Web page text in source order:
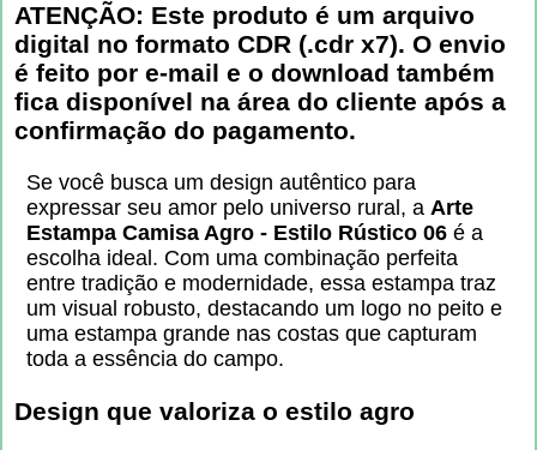
ATENÇÃO: Este produto é um arquivo
digital no formato CDR (.cdr x7). O envio
é feito por e-mail e o download também
fica disponível na área do cliente após a
confirmação do pagamento.
Se você busca um design autêntico para
expressar seu amor pelo universo rural, a Arte
Estampa Camisa Agro - Estilo Rústico 06 é a
escolha ideal. Com uma combinação perfeita
entre tradição e modernidade, essa estampa traz
um visual robusto, destacando um logo no peito e
uma estampa grande nas costas que capturam
toda a essência do campo.
Design que valoriza o estilo agro